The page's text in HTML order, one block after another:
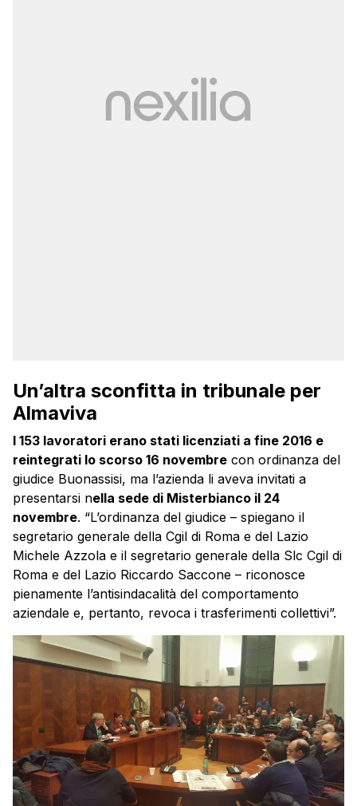
Un’altra sconfitta in tribunale per
Almaviva
I 153 lavoratori erano stati licenziati a fine 2016 e
reintegrati lo scorso 16 novembre con ordinanza del
giudice Buonassisi, ma l’azienda li aveva invitati a
presentarsi nella sede di Misterbianco il 24
novembre. “L’ordinanza del giudice – spiegano il
segretario generale della Cgil di Roma e del Lazio
Michele Azzola e il segretario generale della Slc Cgil di
Roma e del Lazio Riccardo Saccone – riconosce
pienamente l’antisindacalità del comportamento
aziendale e, pertanto, revoca i trasferimenti collettivi”.